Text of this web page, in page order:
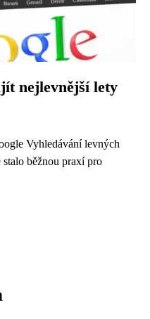
nejlevnější lety
Vyhledávání levných
běžnou praxí pro